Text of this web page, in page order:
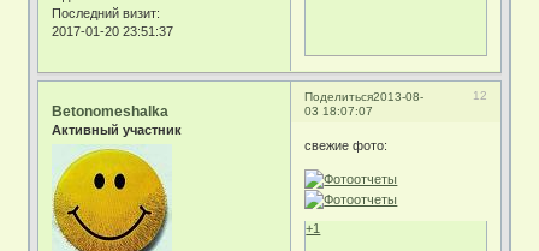
Последний визит:
2017-01-20 23:51:37
Поделиться 12
2013-08-
03 18:07:07
Betonomeshalka
Активный участник
свежие фото:
+1